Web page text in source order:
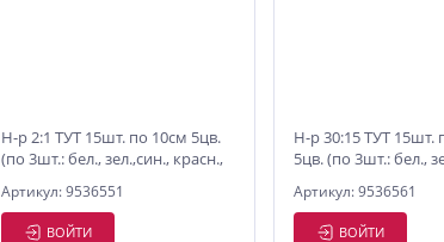
Н-р 2:1 ТУТ 15шт. по 10см 5цв.
(по 3шт.: бел., зел.,син., красн.,
Артикул: 9536551
ВОЙТИ
Н-р 30:15 ТУТ 15шт.
5цв. (по 3шт.: бел.,
Артикул: 9536561
ВОЙТИ